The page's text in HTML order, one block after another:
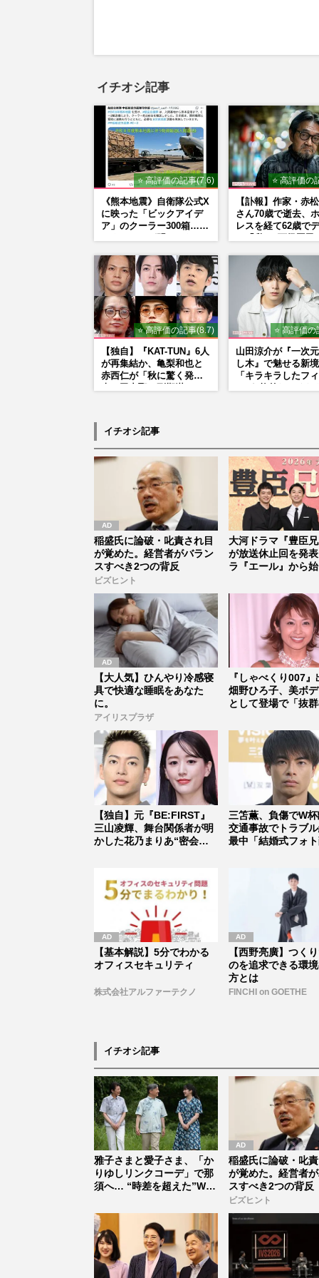
イチオシ記事
⭐ 高評価の記事(7.6)
《熊本地震》自衛隊公式X
に映った「ビックアイデ
ア」のクーラー300箱…ビ
供」の真相
⭐ 高評価の
【訃報】作家・赤
さん70歳で逝去、
レスを経て62歳で
続けます」壮絶人生
⭐ 高評価の記事(8.7)
【独自】『KAT-TUN』6人
が再集結か、亀梨和也と
赤西仁が「秋に驚く発
⭐ 高評価
山田涼介が『一次
し木』で魅せる新
「キラキラしたフ
イチオシ記事
稲盛氏に論破・叱責され目
が覚めた。経営者がバラン
スすべき2つの背反
ビズヒント
大河ドラマ『豊臣
が放送休止回を発
ラ『エール』から
【大人気】ひんやり冷感寝
具で快適な睡眠をあなた
に。
アイリスプラザ
『しゃべくり007』
畑野ひろ子、美ボ
として登場で「抜
【独自】元『BE:FIRST』
三山凌輝、舞台関係者が明
かした花乃まりあ“密会報
三笘薫、負傷でW
交通事故でトラブ
最中「結婚式フォ
【基本解説】5分でわかる
オフィスセキュリティ
株式会社アルファーテクノ
【西野亮廣】つく
のを追求できる環
方とは
FINCHI on GOETHE
イチオシ記事
雅子さまと愛子さま、「か
りゆしリンクコーデ」で那
須へ… “時差を超えた”W杯
稲盛氏に論破・叱
が覚めた。経営者
スすべき2つの背反
ビズヒント